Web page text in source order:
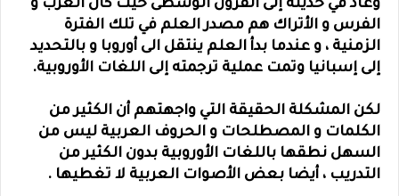
وعاد في حديثة إلى القرون الوسطى حيث كان العرب و
الفرس و الأتراك هم مصدر العلم في تلك الفترة
الزمنية ، و عندما بدأ العلم ينتقل الى أوروبا و بالتحديد
إلى إسبانيا وتمت عملية ترجمته إلى اللغات الأوروبية.
لكن المشكلة الحقيقة التي واجهتهم أن الكثير من
الكلمات و المصطلحات و الحروف العربية ليس من
السهل نطقها باللغات الأوروبية بدون الكثير من
التدريب ، أيضا بعض الأصوات العربية لا تغطيها .